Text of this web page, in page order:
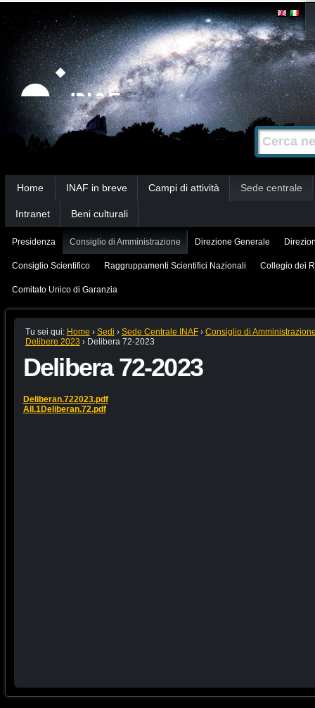
Strumenti
personali
Salta
contenuti.
|
Salta
alla
navigazione
Cerca nel
Ricerca
avanzata…
Home INAF in breve Campi di attività Sede centrale
Intranet Beni culturali
Presidenza Consiglio di Amministrazione Direzione Generale
Consiglio Scientifico Raggruppamenti Scientifici Nazionali Collegio dei
Comitato Unico di Garanzia
Tu sei qui: Home › Sedi › Sede Centrale INAF › Consiglio di
Delibere 2023 › Delibera 72-2023
Delibera 72-2023
Deliberan.722023.pdf
All.1Deliberan.72.pdf